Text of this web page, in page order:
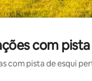
com
com pista de esqui